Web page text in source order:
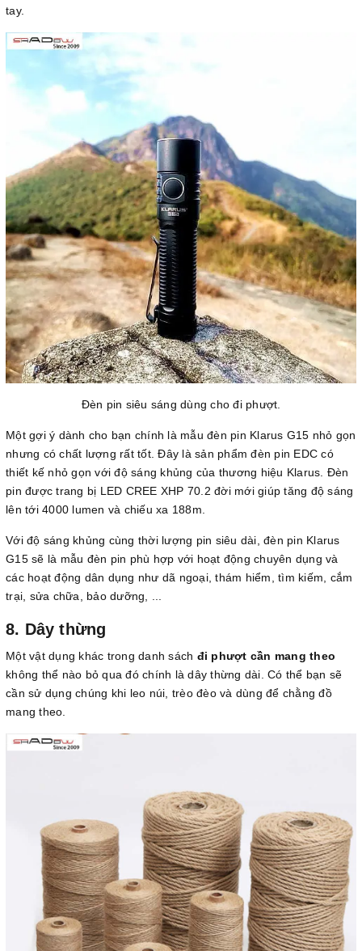
tay.
Đèn pin siêu sáng dùng cho đi phượt.
Một gợi ý dành cho bạn chính là mẫu đèn pin Klarus G15 nhỏ gọn
nhưng có chất lượng rất tốt. Đây là sản phẩm đèn pin EDC có
thiết kế nhỏ gọn với độ sáng khủng của thương hiệu Klarus. Đèn
pin được trang bị LED CREE XHP 70.2 đời mới giúp tăng độ sáng
lên tới 4000 lumen và chiếu xa 188m.
Với độ sáng khủng cùng thời lượng pin siêu dài, đèn pin Klarus
G15 sẽ là mẫu đèn pin phù hợp với hoạt động chuyên dụng và
các hoạt động dân dụng như dã ngoại, thám hiểm, tìm kiếm, cắm
trại, sửa chữa, bảo dưỡng, ...
8. Dây thừng
Một vật dụng khác trong danh sách đi phượt cần mang theo
không thể nào bỏ qua đó chính là dây thừng dài. Có thể bạn sẽ
cần sử dụng chúng khi leo núi, trèo đèo và dùng để chằng đồ
mang theo.